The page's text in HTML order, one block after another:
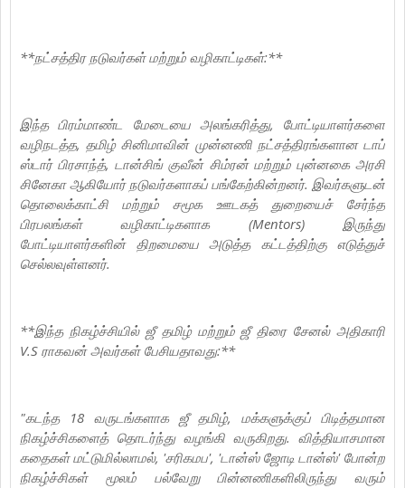
**நட்சத்திர நடுவர்கள் மற்றும் வழிகாட்டிகள்:**
இந்த பிரம்மாண்ட மேடையை அலங்கரித்து, போட்டியாளர்களை
வழிநடத்த, தமிழ் சினிமாவின் முன்னணி நட்சத்திரங்களான டாப்
ஸ்டார் பிரசாந்த், டான்சிங் குவீன் சிம்ரன் மற்றும் புன்னகை அரசி
சினேகா ஆகியோர் நடுவர்களாகப் பங்கேற்கின்றனர். இவர்களுடன்
தொலைக்காட்சி மற்றும் சமூக ஊடகத் துறையைச் சேர்ந்த
பிரபலங்கள் வழிகாட்டிகளாக (Mentors) இருந்து
போட்டியாளர்களின் திறமையை அடுத்த கட்டத்திற்கு எடுத்துச்
செல்லவுள்ளனர்.
**இந்த நிகழ்ச்சியில் ஜீ தமிழ் மற்றும் ஜீ திரை சேனல் அதிகாரி
V.S ராகவன் அவர்கள் பேசியதாவது:**
"கடந்த 18 வருடங்களாக ஜீ தமிழ், மக்களுக்குப் பிடித்தமான
நிகழ்ச்சிகளைத் தொடர்ந்து வழங்கி வருகிறது. வித்தியாசமான
கதைகள் மட்டுமில்லாமல், 'சரிகமப', 'டான்ஸ் ஜோடி டான்ஸ்' போன்ற
நிகழ்ச்சிகள் மூலம் பல்வேறு பின்னணிகளிலிருந்து வரும்